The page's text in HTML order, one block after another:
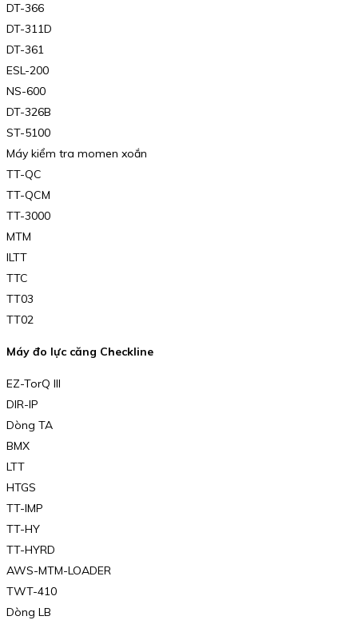
DT-366
DT-311D
DT-361
ESL-200
NS-600
DT-326B
ST-5100
Máy kiểm tra momen xoắn
TT-QC
TT-QCM
TT-3000
MTM
ILTT
TTC
TT03
TT02
Máy đo lực căng Checkline
EZ-TorQ III
DIR-IP
Dòng TA
BMX
LTT
HTGS
TT-IMP
TT-HY
TT-HYRD
AWS-MTM-LOADER
TWT-410
Dòng LB